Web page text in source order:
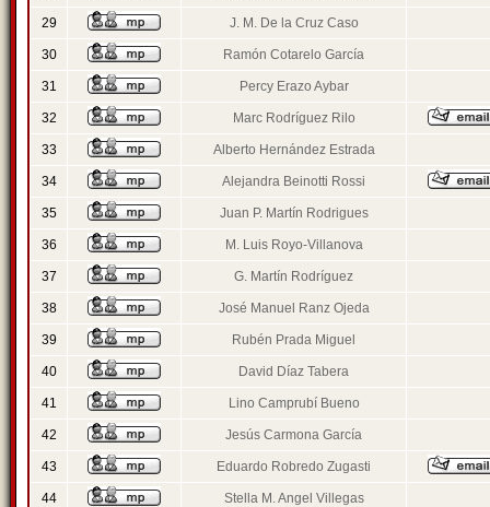
29 J. M. De la Cruz Caso
30 Ramón Cotarelo García
31 Percy Erazo Aybar
32 Marc Rodríguez Rilo
33 Alberto Hernández Estrada
34 Alejandra Beinotti Rossi
35 Juan P. Martín Rodrigues
36 M. Luis Royo-Villanova
37 G. Martín Rodríguez
38 José Manuel Ranz Ojeda
39 Rubén Prada Miguel
40 David Díaz Tabera
41 Lino Camprubí Bueno
42 Jesús Carmona García
43 Eduardo Robredo Zugasti
44 Stella M. Angel Villegas